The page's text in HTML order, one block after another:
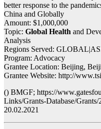
better response to the
China and Globally
Amount: $1,000,000
Topic: Global Health and
Analysis
Regions Served:
Program: Advocacy
Grantee Location: Beijing,
Grantee Website: http://
() BMGF; https://
Links/Grants-Database/
20.02.2021